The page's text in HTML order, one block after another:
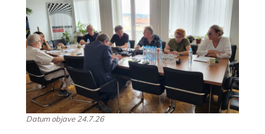
Datum objave 24.7.26